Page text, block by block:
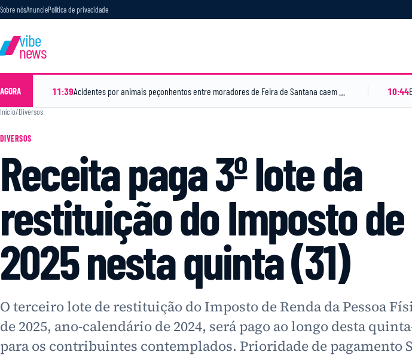
Sobre nósAnunciePolítica de privacidade
vibe
news
AGORA 11:39 10:44
Início/Diversos
DIVERSOS
Receita paga 3º lote da
restituição do Imposto de
2025 nesta quinta (31)
O terceiro lote de restituição do Imposto de Renda da Pessoa
de 2025, ano-calendário de 2024, será pago ao longo desta
para os contribuintes contemplados. Prioridade de pagamento